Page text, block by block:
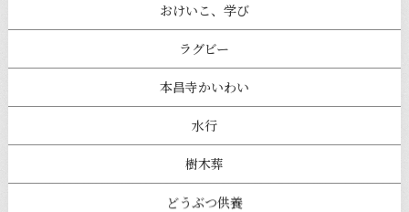
おけいこ、学び
ラグビー
本昌寺かいわい
水行
樹木葬
どうぶつ供養